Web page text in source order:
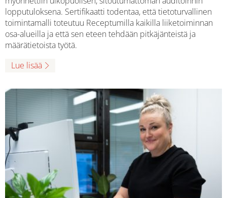
lopputuloksena. Sertifikaatti todentaa, että tietoturvallinen
toimintamalli toteutuu Receptumilla kaikilla liiketoiminnan
osa-alueilla ja että sen eteen tehdään pitkäjänteistä ja
määrätietoista työtä.
Lue lisää